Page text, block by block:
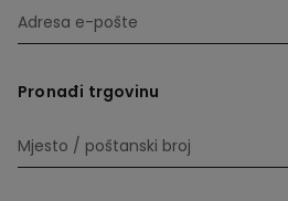
Pronađi trgovinu